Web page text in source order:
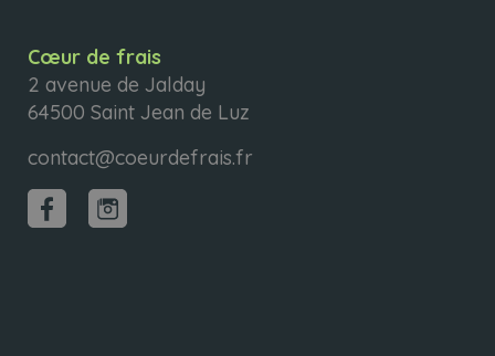
Cœur de frais
2 avenue de Jalday
64500 Saint Jean de Luz
contact@coeurdefrais.fr